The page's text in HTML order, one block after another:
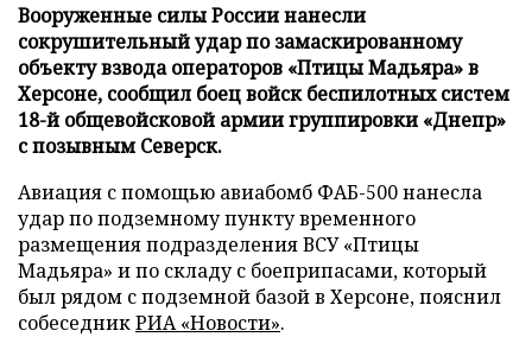
Вооруженные силы России нанесли
сокрушительный удар по замаскированному
объекту взвода операторов «Птицы Мадьяра» в
Херсоне, сообщил боец войск беспилотных систем
18-й общевойсковой армии группировки «Днепр»
с позывным Северск.
Авиация с помощью авиабомб ФАБ-500 нанесла
удар по подземному пункту временного
размещения подразделения ВСУ «Птицы
Мадьяра» и по складу с боеприпасами, который
был рядом с подземной базой в Херсоне, пояснил
собеседникРИА «Новости».